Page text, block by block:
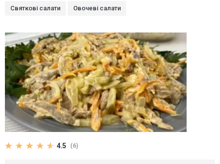
Святкові салати Овочеві салати
4.5 (6)